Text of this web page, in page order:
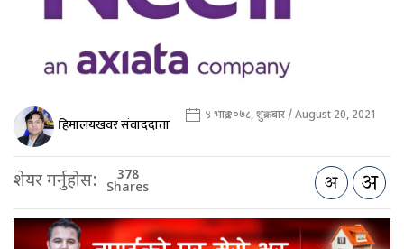
हिमालयखवर संवाददाता ४ भाद्र २०७८, शुक्रबार / August 20, 2021
शेयर गर्नुहोस: 378
Shares